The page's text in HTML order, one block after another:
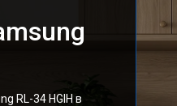
RL-34 HGIH в